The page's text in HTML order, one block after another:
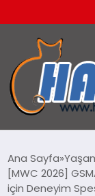
YAŞAM
Ana Sayfa
[MWC 2026]
için Deneyim